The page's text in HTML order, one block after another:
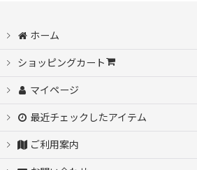
ホーム
ショッピングカート
マイページ
最近チェックしたアイテム
ご利用案内